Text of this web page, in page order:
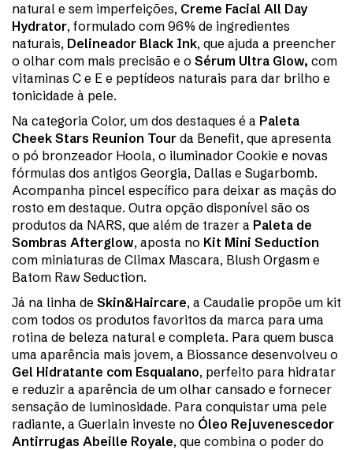
natural e sem imperfeições, Creme Facial All Day
Hydrator, formulado com 96% de ingredientes
naturais, Delineador Black Ink, que ajuda a preencher
o olhar com mais precisão e o Sérum Ultra Glow, com
vitaminas C e E e peptídeos naturais para dar brilho e
tonicidade à pele.
Na categoria Color, um dos destaques é a Paleta
Cheek Stars Reunion Tour da Benefit, que apresenta
o pó bronzeador Hoola, o iluminador Cookie e novas
fórmulas dos antigos Georgia, Dallas e Sugarbomb.
Acompanha pincel específico para deixar as maçãs do
rosto em destaque. Outra opção disponível são os
produtos da NARS, que além de trazer a Paleta de
Sombras Afterglow, aposta no Kit Mini Seduction
com miniaturas de Climax Mascara, Blush Orgasm e
Batom Raw Seduction.
Já na linha de Skin&Haircare, a Caudalie propõe um kit
com todos os produtos favoritos da marca para uma
rotina de beleza natural e completa. Para quem busca
uma aparência mais jovem, a Biossance desenvolveu o
Gel Hidratante com Esqualano, perfeito para hidratar
e reduzir a aparência de um olhar cansado e fornecer
sensação de luminosidade. Para conquistar uma pele
radiante, a Guerlain investe no Óleo Rejuvenescedor
Antirrugas Abeille Royale, que combina o poder do